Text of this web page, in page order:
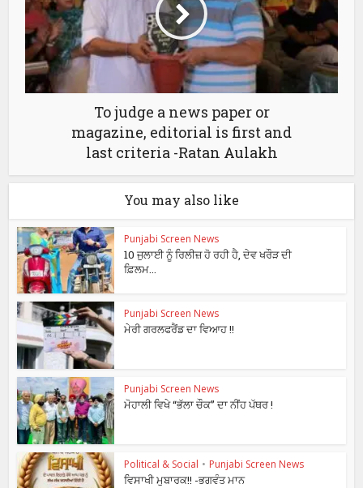
To judge a news paper or
magazine, editorial is first and
last criteria -Ratan Aulakh
You may also like
Punjabi Screen News
10 ਜੁਲਾਈ ਨੂੰ ਰਿਲੀਜ਼ ਹੋ ਰਹੀ ਹੈ, ਦੇਵ ਖਰੌੜ ਦੀ
ਫ਼ਿਲਮ...
Punjabi Screen News
ਮੇਰੀ ਗਰਲਫਰੈਂਡ ਦਾ ਵਿਆਹ !!
Punjabi Screen News
ਮੋਹਾਲੀ ਵਿਖੇ “ਭੱਲਾ ਚੌਕ” ਦਾ ਨੀਂਹ ਪੱਥਰ !
Political & Social • Punjabi Screen News
ਵਿਸਾਖੀ ਮੁਬਾਰਕ!! -ਭਗਵੰਤ ਮਾਨ